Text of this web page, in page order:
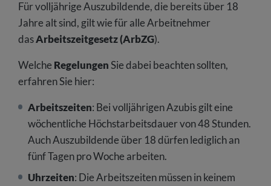
Für volljährige Auszubildende, die bereits über 18
Jahre alt sind, gilt wie für alle Arbeitnehmer
dasArbeitszeitgesetz (ArbZG).
Welche RegelungenSie dabei beachten sollten,
erfahren Sie hier:
Arbeitszeiten: Bei volljährigen Azubis gilt eine
wöchentliche Höchstarbeitsdauer von 48 Stunden.
Auch Auszubildende über 18 dürfen lediglich an
fünf Tagen pro Woche arbeiten.
Uhrzeiten: Die Arbeitszeiten müssen in keinem